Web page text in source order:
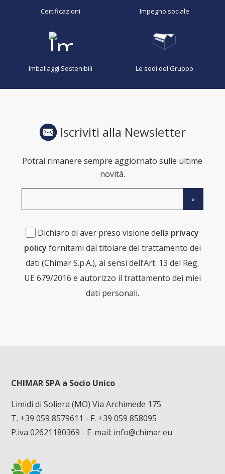
Certificazioni Impegno sociale
Imballaggi Sostenibili Le sedi del Gruppo
Iscriviti alla Newsletter
Potrai rimanere sempre aggiornato sulle ultime
novità.
Dichiaro di aver preso visione della privacy
policy fornitami dal titolare del trattamento dei
dati (Chimar S.p.A.), ai sensi dell’Art. 13 del Reg.
UE 679/2016 e autorizzo il trattamento dei miei
dati personali.
CHIMAR SPA a Socio Unico
Limidi di Soliera (MO) Via Archimede 175
T. +39 059 8579611 - F. +39 059 858095
P.iva 02621180369 - E-mail: info@chimar.eu